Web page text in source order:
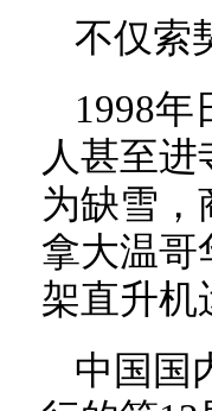
不仅索
1998
人甚至
为缺雪，
拿大温哥
架直升机
中国国